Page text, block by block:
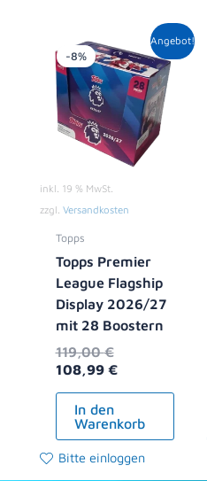
Angebot!
-8%
inkl. 19 % MwSt.
zzgl. Versandkosten
Topps
Topps Premier
League Flagship
Display 2026/27
mit 28 Boostern
119,00€
Ursprünglicher
Preis
war:
119,00 €
108,99 €
Aktueller
Preis
ist:
108,99 €.
In den
Warenkorb
Bitte einloggen